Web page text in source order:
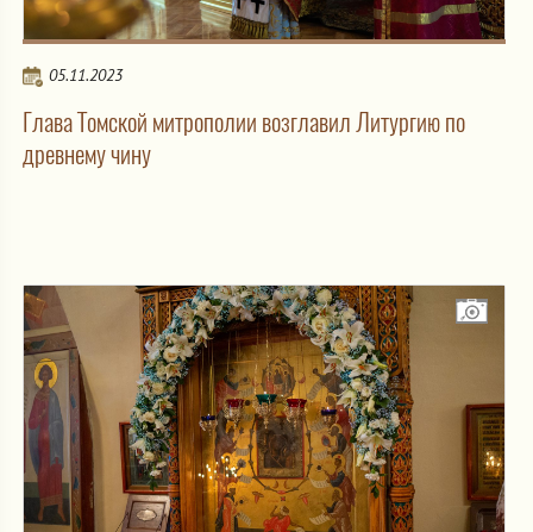
05.11.2023
Глава Томской митрополии возглавил Литургию по
древнему чину